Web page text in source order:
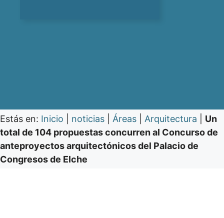
Estás en: Inicio noticias Áreas Arquitectura
Un
total de 104 propuestas concurren al Concurso de
anteproyectos arquitectónicos del Palacio de
Congresos de Elche